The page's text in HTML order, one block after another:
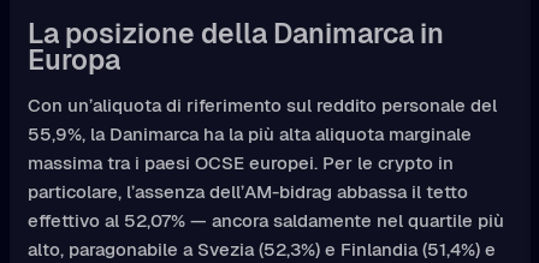
La posizione della Danimarca in
Europa
Con un’aliquota di riferimento sul reddito personale del
55,9%, la Danimarca ha la più alta aliquota marginale
massima tra i paesi OCSE europei. Per le crypto in
particolare, l’assenza dell’AM-bidrag abbassa il tetto
effettivo al 52,07% — ancora saldamente nel quartile più
alto, paragonabile a Svezia (52,3%) e Finlandia (51,4%) e